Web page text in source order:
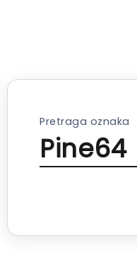
Pretraga oznaka
Pine64